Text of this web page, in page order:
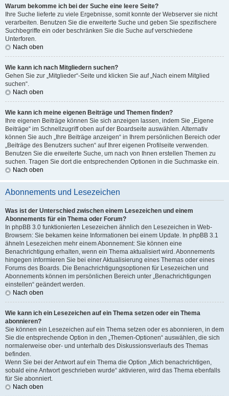
Warum bekomme ich bei der Suche eine leere Seite?
Ihre Suche lieferte zu viele Ergebnisse, somit konnte der Webserver sie nicht
verarbeiten. Benutzen Sie die erweiterte Suche und geben Sie spezifischere
Suchbegriffe ein oder beschränken Sie die Suche auf verschiedene
Unterforen.
Nach oben
Wie kann ich nach Mitgliedern suchen?
Gehen Sie zur „Mitglieder“-Seite und klicken Sie auf „Nach einem Mitglied
suchen“.
Nach oben
Wie kann ich meine eigenen Beiträge und Themen finden?
Ihre eigenen Beiträge können Sie sich anzeigen lassen, indem Sie „Eigene
Beiträge“ im Schnellzugriff oben auf der Boardseite auswählen. Alternativ
können Sie auch „Ihre Beiträge anzeigen“ in Ihrem persönlichen Bereich oder
„Beiträge des Benutzers suchen“ auf Ihrer eigenen Profilseite verwenden.
Benutzen Sie die erweiterte Suche, um nach von Ihnen erstellen Themen zu
suchen. Tragen Sie dort die entsprechenden Optionen in die Suchmaske ein.
Nach oben
Abonnements und Lesezeichen
Was ist der Unterschied zwischen einem Lesezeichen und einem
Abonnements für ein Thema oder Forum?
In phpBB 3.0 funktionierten Lesezeichen ähnlich den Lesezeichen in Web-
Browsern: Sie bekamen keine Informationen bei einem Update. In phpBB 3.1
ähneln Lesezeichen mehr einem Abonnement: Sie können eine
Benachrichtigung erhalten, wenn ein Thema aktualisiert wird. Abonnements
hingegen informieren Sie bei einer Aktualisierung eines Themas oder eines
Forums des Boards. Die Benachrichtigungsoptionen für Lesezeichen und
Abonnements können im persönlichen Bereich unter „Benachrichtigungen
einstellen“ geändert werden.
Nach oben
Wie kann ich ein Lesezeichen auf ein Thema setzen oder ein Thema
abonnieren?
Sie können ein Lesezeichen auf ein Thema setzen oder es abonnieren, in dem
Sie die entsprechende Option in den „Themen-Optionen“ auswählen, die sich
normalerweise ober- und unterhalb des Diskussionsverlaufs des Themas
befinden.
Wenn Sie bei der Antwort auf ein Thema die Option „Mich benachrichtigen,
sobald eine Antwort geschrieben wurde“ aktivieren, wird das Thema ebenfalls
für Sie abonniert.
Nach oben